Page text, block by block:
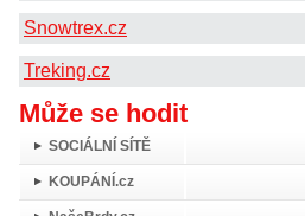
Snowtrex.cz
Treking.cz
Může se hodit
SOCIÁLNÍ SÍTĚ
KOUPÁNÍ.cz